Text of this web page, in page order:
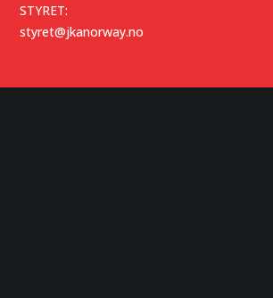
STYRET:
styret@jkanorway.no